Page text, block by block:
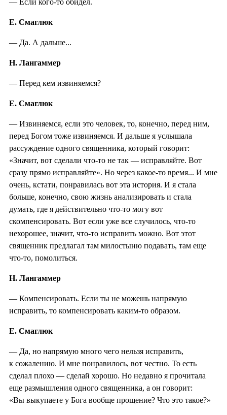
Е. Смаглюк
— Да. А дальше...
Н. Лангаммер
— Перед кем извиняемся?
Е. Смаглюк
— Извиняемся, если это человек, то, конечно, перед ним,
перед Богом тоже извиняемся. И дальше я услышала
рассуждение одного священника, который говорит:
«Значит, вот сделали что-то не так — исправляйте. Вот
сразу прямо исправляйте». Но через какое-то время... И мне
очень, кстати, понравилась вот эта история. И я стала
больше, конечно, свою жизнь анализировать и стала
думать, где я действительно что-то могу вот
скомпенсировать. Вот если уже все случилось, что-то
нехорошее, значит, что-то исправить можно. Вот этот
священник предлагал там милостыню подавать, там еще
что-то, помолиться.
Н. Лангаммер
— Компенсировать. Если ты не можешь напрямую
исправить, то компенсировать каким-то образом.
Е. Смаглюк
— Да, но напрямую много чего нельзя исправить,
к сожалению. И мне понравилось, вот честно. То есть
сделал плохо — сделай хорошо. Но недавно я прочитала
еще размышления одного священника, а он говорит:
«Вы выкупаете у Бога вообще прощение? Что это такое?»